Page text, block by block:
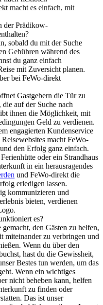
macht es einfach, mit
der Prädikow-
sobald du mit der Suche
Gebühren während des
du ganz einfach
mit Zuversicht planen.
bei FeWo-direkt
Gastgebern die Tür zu
auf der Suche nach
ihnen die Möglichkeit, mit
Geld zu verdienen.
engagierten Kundenservice
macht FeWo-
den Erfolg ganz einfach.
oder ein Strandhaus
in ein herausragendes
und FeWo-direkt die
erledigen lassen.
kommunizieren und
bieten, verdienen
es?
den Gästen zu helfen,
miteinander zu verbringen und
Wenn du über den
hast du die Gewissheit,
Bestes tun werden, um das
Wenn ein wichtiges
nicht beheben kann, helfen
zu finden oder
Das ist unser